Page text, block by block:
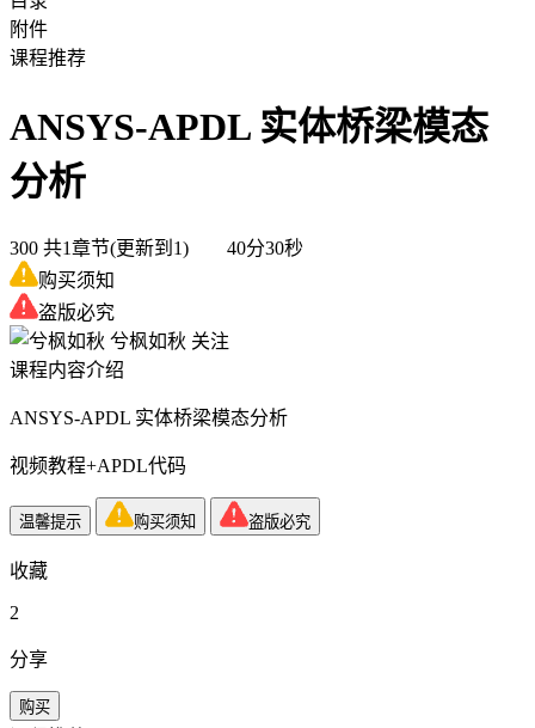
附件
课程推荐
ANSYS-APDL 实体桥梁模态
分析
300 共1章节(更新到1) 40分30秒
购买须知
盗版必究
兮枫如秋 关注
课程内容介绍
ANSYS-APDL 实体桥梁模态分析
视频教程+APDL代码
温馨提示 购买须知 盗版必究
收藏
2
分享
购买